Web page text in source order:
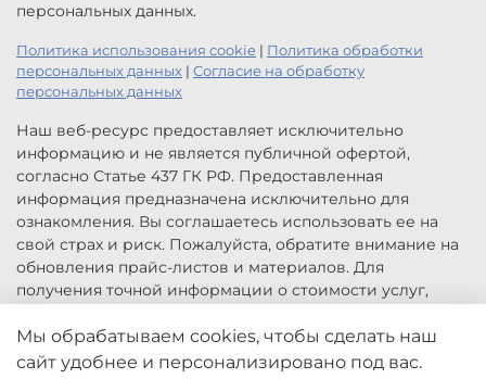
персональных данных.
Политика использования cookie | Политика обработки
персональных данных | Согласие на обработку
персональных данных
Наш веб-ресурс предоставляет исключительно
информацию и не является публичной офертой,
согласно Статье 437 ГК РФ. Предоставленная
информация предназначена исключительно для
ознакомления. Вы соглашаетесь использовать ее на
свой страх и риск. Пожалуйста, обратите внимание на
обновления прайс-листов и материалов. Для
получения точной информации о стоимости услуг,
заказа услуг заполните форму обратной связи.
Цены, указанные на сайте приведены как справочная
Мы обрабатываем cookies, чтобы сделать наш
сайт удобнее и персонализировано под вас.